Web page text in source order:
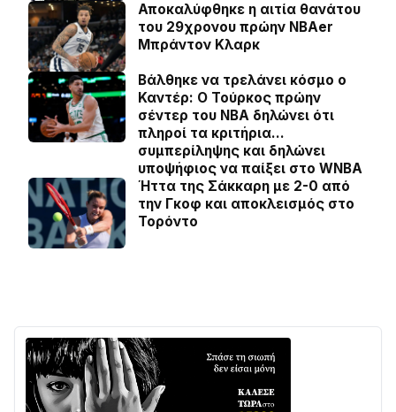
Αποκαλύφθηκε η αιτία θανάτου
του 29χρονου πρώην NBAer
Μπράντον Κλαρκ
Βάλθηκε να τρελάνει κόσμο ο
Καντέρ: Ο Τούρκος πρώην
σέντερ του NBA δηλώνει ότι
πληροί τα κριτήρια…
συμπερίληψης και δηλώνει
υποψήφιος να παίξει στο WNBA
Ήττα της Σάκκαρη με 2-0 από
την Γκοφ και αποκλεισμός στο
Τορόντο